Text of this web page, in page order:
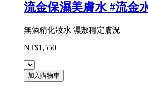
流金保濕美膚水 #流金
無酒精化妝水 濕敷穩定膚況
NT$1,550
加入購物車